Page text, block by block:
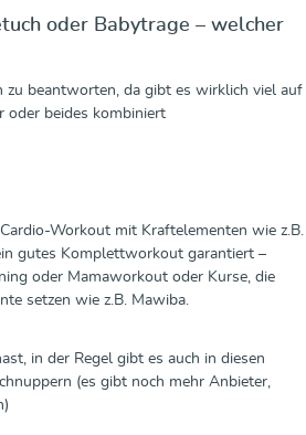
oder Babytrage – welcher
zu beantworten, da gibt es wirklich viel auf
oder beides kombiniert
Workout mit Kraftelementen wie z.B.
gutes Komplettworkout garantiert –
oder Mamaworkout oder Kurse, die
setzen wie z.B. Mawiba.
in der Regel gibt es auch in diesen
(es gibt noch mehr Anbieter,